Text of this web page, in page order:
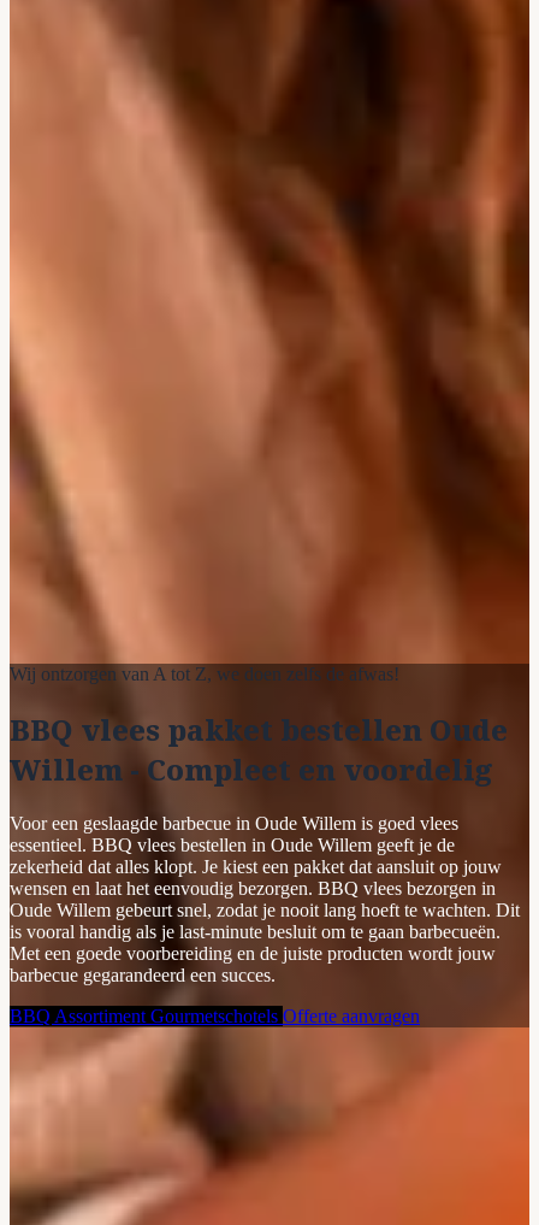
Wij ontzorgen van A tot Z, we doen zelfs de afwas!
BBQ vlees pakket bestellen Oude
Willem - Compleet en voordelig
Voor een geslaagde barbecue in Oude Willem is goed vlees
essentieel. BBQ vlees bestellen in Oude Willem geeft je de
zekerheid dat alles klopt. Je kiest een pakket dat aansluit op jouw
wensen en laat het eenvoudig bezorgen. BBQ vlees bezorgen in
Oude Willem gebeurt snel, zodat je nooit lang hoeft te wachten. Dit
is vooral handig als je last-minute besluit om te gaan barbecueën.
Met een goede voorbereiding en de juiste producten wordt jouw
barbecue gegarandeerd een succes.
BBQ Assortiment Gourmetschotels Offerte aanvragen